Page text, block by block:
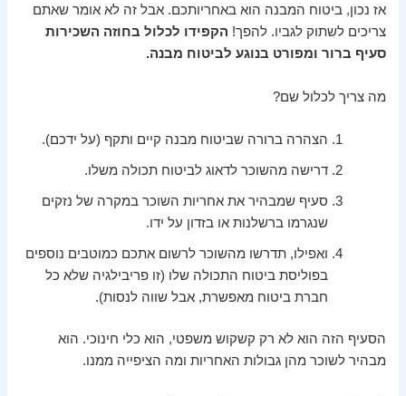
אז נכון, ביטוח המבנה הוא באחריותכם. אבל זה לא אומר שאתם
צריכים לשתוק לגביו. להפך! הקפידו לכלול בחוזה השכירות
סעיף ברור ומפורט בנוגע לביטוח מבנה.
מה צריך לכלול שם?
הצהרה ברורה שביטוח מבנה קיים ותקף (על ידכם).
דרישה מהשוכר לדאוג לביטוח תכולה משלו.
סעיף שמבהיר את אחריות השוכר במקרה של נזקים
שנגרמו ברשלנות או בזדון על ידו.
ואפילו, תדרשו מהשוכר לרשום אתכם כמוטבים נוספים
בפוליסת ביטוח התכולה שלו (זו פריבילגיה שלא כל
חברת ביטוח מאפשרת, אבל שווה לנסות).
הסעיף הזה הוא לא רק קשקוש משפטי, הוא כלי חינוכי. הוא
מבהיר לשוכר מהן גבולות האחריות ומה הציפייה ממנו.